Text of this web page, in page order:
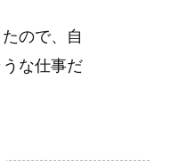
ので、自
な仕事だ